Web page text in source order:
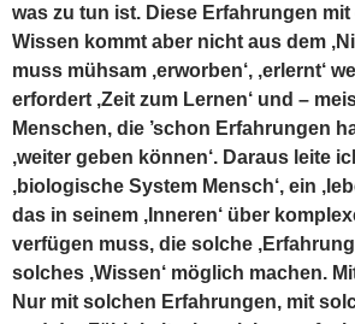
was zu tun ist. Diese Erfahrungen
Wissen kommt aber nicht aus dem
muss mühsam ‚erworben‘, ‚erlernt‘
erfordert ‚Zeit zum Lernen‘ und –
Menschen, die ’schon Erfahrungen
‚weiter geben können‘. Daraus leite
‚biologische System Mensch‘, ein
das in seinem ‚Inneren‘ über
verfügen muss, die solche
solches ‚Wissen‘ möglich machen.
Nur mit solchen Erfahrungen, mit